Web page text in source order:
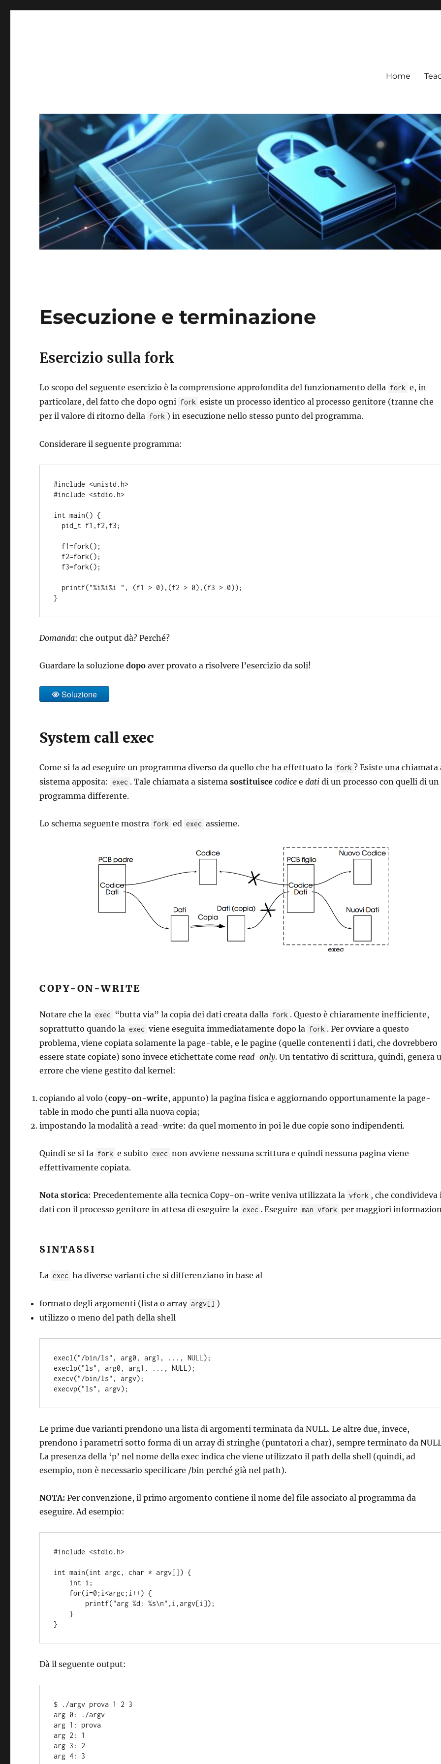
Home
Esecuzione e terminazione
Esercizio sulla fork
Lo scopo del seguente esercizio è la comprensione approfondita del funzionamento della fork e, in
particolare, del fatto che dopo ogni fork esiste un processo identico al processo genitore (tranne che
per il valore di ritorno della fork ) in esecuzione nello stesso punto del programma.
Considerare il seguente programma:
#include <unistd.h>
#include <stdio.h>
int main() {
Domanda: che output dà? Perché?
Guardare la soluzionedopo aver provato a risolvere l’esercizio da soli!
Soluzione
System call exec
Come si fa ad eseguire un programma diverso da quello che ha effettuato la fork ? Esiste una chiamata
sistema apposita: exec . Tale chiamata a sistemasostituisce codice edati di un processo con quelli di un
programma differente.
Lo schema seguente mostra fork ed exec assieme.
COPY-ON-WRITE
Notare che la exec “butta via” la copia dei dati creata dalla fork . Questo è chiaramente inefficiente,
soprattutto quando la exec viene eseguita immediatamente dopo la fork . Per ovviare a questo
problema, viene copiata solamente la page-table, e le pagine (quelle contenenti i dati, che dovrebbero
essere state copiate) sono invece etichettate come read-only. Un tentativo di scrittura, quindi, genera
errore che viene gestito dal kernel:
copiando al volo (copy-on-write, appunto) la pagina fisica e aggiornando opportunamente la page-
table in modo che punti alla nuova copia;
impostando la modalità a read-write: da quel momento in poi le due copie sono indipendenti.
Quindi se si fa fork e subito exec non avviene nessuna scrittura e quindi nessuna pagina viene
effettivamente copiata.
Nota storica: Precedentemente alla tecnica Copy-on-write veniva utilizzata la vfork , che condivideva
dati con il processo genitore in attesa di eseguire la exec . Eseguire man vfork per maggiori
SINTASSI
La exec ha diverse varianti che si differenziano in base al
formato degli argomenti (lista o array argv[] )
utilizzo o meno del path della shell
execl("/bin/ls", arg0, arg1, ..., NULL);
execlp("ls", arg0, arg1, ..., NULL);
execv("/bin/ls", argv);
Le prime due varianti prendono una lista di argomenti terminata da NULL. Le altre due, invece,
prendono i parametri sotto forma di un array di stringhe (puntatori a char), sempre terminato da
La presenza della ‘p’ nel nome della exec indica che viene utilizzato il path della shell (quindi, ad
esempio, non è necessario specificare /bin perché già nel path).
NOTA: Per convenzione, il primo argomento contiene il nome del file associato al programma da
eseguire. Ad esempio:
#include <stdio.h>
int main(int argc, char * argv[]) {
    }
Dà il seguente output:
$ ./argv prova 1 2 3
arg 0: ./argv
arg 1: prova
arg 2: 1
arg 3: 2